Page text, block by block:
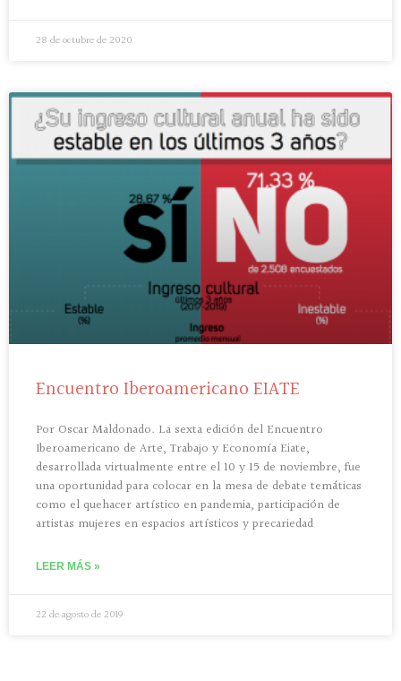
28 de octubre de 2020
Encuentro Iberoamericano EIATE
Por Oscar Maldonado. La sexta edición del Encuentro
Iberoamericano de Arte, Trabajo y Economía Eiate,
desarrollada virtualmente entre el 10 y 15 de noviembre, fue
una oportunidad para colocar en la mesa de debate temáticas
como el quehacer artístico en pandemia, participación de
artistas mujeres en espacios artísticos y precariedad
LEER MÁS »
22 de agosto de 2019